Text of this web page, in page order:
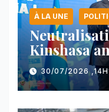
À LA UNE
Kinshasa
majeure et
face au
30/07/2026